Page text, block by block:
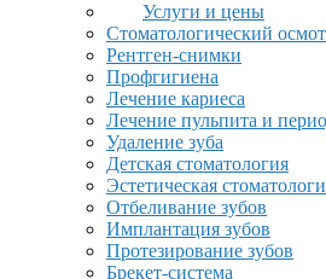
Услуги и цены
Стоматологический
Рентген-снимки
Профгигиена
Лечение кариеса
Лечение пульпита и
Удаление зуба
Детская стоматология
Эстетическая
Отбеливание зубов
Имплантация зубов
Протезирование зубов
Брекет-система